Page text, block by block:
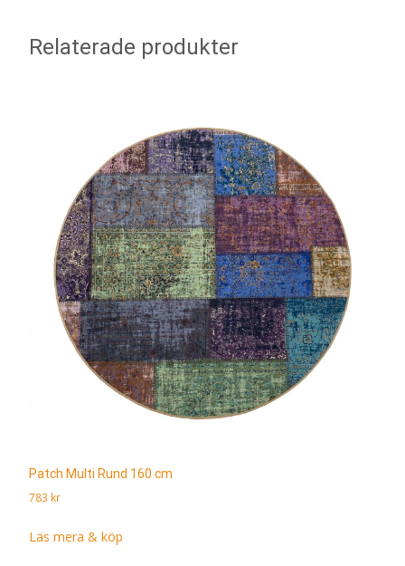
Relaterade produkter
Patch Multi Rund 160 cm
783 kr
Läs mera & köp